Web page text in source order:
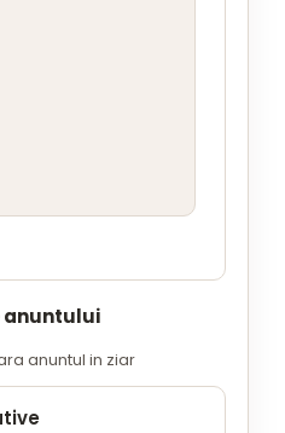
anuntului
anuntul in ziar